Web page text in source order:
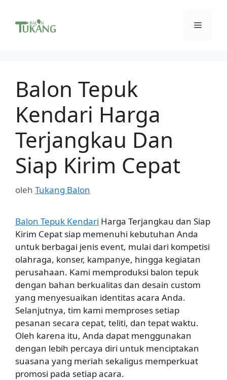
Menu
Balon Tepuk
Kendari Harga
Terjangkau Dan
Siap Kirim Cepat
oleh Tukang Balon
Balon Tepuk Kendari Harga Terjangkau dan Siap
Kirim Cepat siap memenuhi kebutuhan Anda
untuk berbagai jenis event, mulai dari kompetisi
olahraga, konser, kampanye, hingga kegiatan
perusahaan. Kami memproduksi balon tepuk
dengan bahan berkualitas dan desain custom
yang menyesuaikan identitas acara Anda.
Selanjutnya, tim kami memproses setiap
pesanan secara cepat, teliti, dan tepat waktu.
Oleh karena itu, Anda dapat menggunakan
dengan lebih percaya diri untuk menciptakan
suasana yang meriah sekaligus memperkuat
promosi pada setiap acara.